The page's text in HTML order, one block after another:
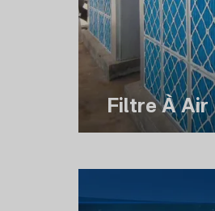
Filtre À Air